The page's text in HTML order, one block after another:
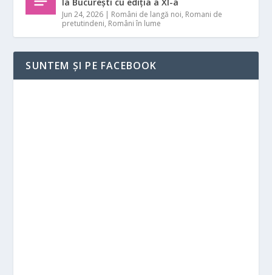
Jun 24, 2026 | Români de langă noi, Romani de
pretutindeni, Români în lume
SUNTEM ȘI PE FACEBOOK